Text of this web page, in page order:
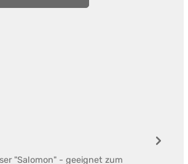
"Salomon" - geeignet zum